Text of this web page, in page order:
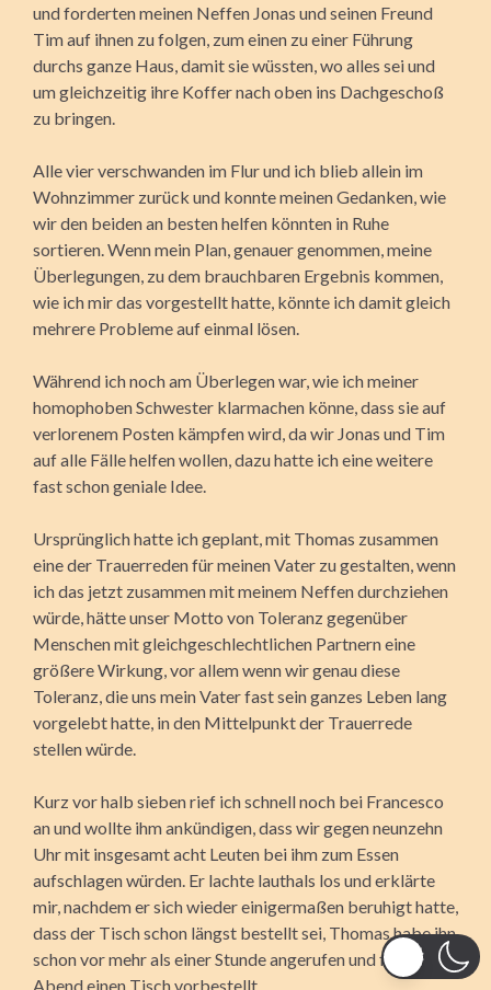
und forderten meinen Neffen Jonas und seinen Freund
Tim auf ihnen zu folgen, zum einen zu einer Führung
durchs ganze Haus, damit sie wüssten, wo alles sei und
um gleichzeitig ihre Koffer nach oben ins Dachgeschoß
zu bringen.
Alle vier verschwanden im Flur und ich blieb allein im
Wohnzimmer zurück und konnte meinen Gedanken, wie
wir den beiden an besten helfen könnten in Ruhe
sortieren. Wenn mein Plan, genauer genommen, meine
Überlegungen, zu dem brauchbaren Ergebnis kommen,
wie ich mir das vorgestellt hatte, könnte ich damit gleich
mehrere Probleme auf einmal lösen.
Während ich noch am Überlegen war, wie ich meiner
homophoben Schwester klarmachen könne, dass sie auf
verlorenem Posten kämpfen wird, da wir Jonas und Tim
auf alle Fälle helfen wollen, dazu hatte ich eine weitere
fast schon geniale Idee.
Ursprünglich hatte ich geplant, mit Thomas zusammen
eine der Trauerreden für meinen Vater zu gestalten, wenn
ich das jetzt zusammen mit meinem Neffen durchziehen
würde, hätte unser Motto von Toleranz gegenüber
Menschen mit gleichgeschlechtlichen Partnern eine
größere Wirkung, vor allem wenn wir genau diese
Toleranz, die uns mein Vater fast sein ganzes Leben lang
vorgelebt hatte, in den Mittelpunkt der Trauerrede
stellen würde.
Kurz vor halb sieben rief ich schnell noch bei Francesco
an und wollte ihm ankündigen, dass wir gegen neunzehn
Uhr mit insgesamt acht Leuten bei ihm zum Essen
aufschlagen würden. Er lachte lauthals los und erklärte
mir, nachdem er sich wieder einigermaßen beruhigt hatte,
dass der Tisch schon längst bestellt sei, Thomas habe ihn
schon vor mehr als einer Stunde angerufen und für heute
Abend einen Tisch vorbestellt.